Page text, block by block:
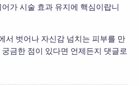
가 시술 효과 유지에 핵심이랍니
서 벗어나 자신감 넘치는 피부를 만
금한 점이 있다면 언제든지 댓글로